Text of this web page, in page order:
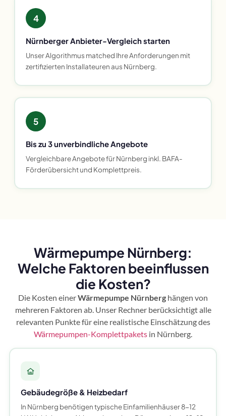
4
Nürnberger Anbieter-Vergleich starten
Unser Algorithmus matched Ihre Anforderungen mit
zertifizierten Installateuren aus Nürnberg.
5
Bis zu 3 unverbindliche Angebote
Vergleichbare Angebote für Nürnberg inkl. BAFA-
Förderübersicht und Komplettpreis.
Wärmepumpe Nürnberg:
Welche Faktoren beeinflussen
die Kosten?
Die Kosten einerWärmepumpe Nürnberg hängen von
mehreren Faktoren ab. Unser Rechner berücksichtigt alle
relevanten Punkte für eine realistische Einschätzung des
Wärmepumpen-Komplettpakets in Nürnberg.
Gebäudegröße & Heizbedarf
In Nürnberg benötigen typische Einfamilienhäuser 8-12